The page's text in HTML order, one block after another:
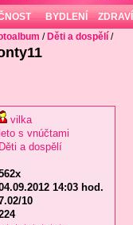
BYDLENÍ ZDRAVÍ
/ Děti a dospělí /
vilka
leto s vnúčtami
Děti a dospělí
14:03 hod.
10